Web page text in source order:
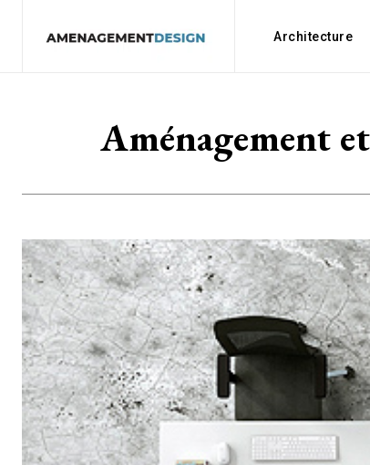
Architecture
Aménagement